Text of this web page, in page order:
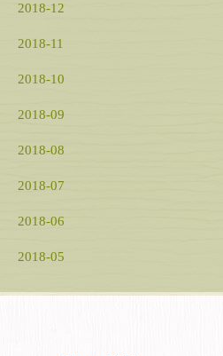
2018-12
2018-11
2018-10
2018-09
2018-08
2018-07
2018-06
2018-05